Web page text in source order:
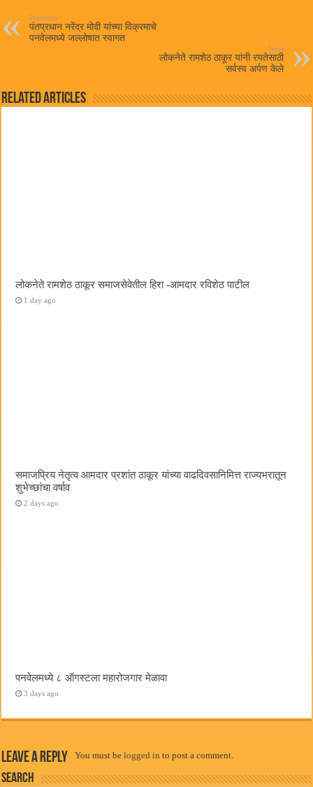
pp
Previous
पंतप्रधान नरेंद्र मोदी यांच्या विक्रमाचे
पनवेलमध्ये जल्लोषात स्वागत
Next
लोकनेते रामशेठ ठाकूर यांनी रयतेसाठी
सर्वस्व अर्पण केले
Related Articles
लोकनेते रामशेठ ठाकूर समाजसेवेतील हिरा -आमदार रविशेठ पाटील
1 day ago
समाजप्रिय नेतृत्व आमदार प्रशांत ठाकूर यांच्या वाढदिवसानिमित्त राज्यभरातून
शुभेच्छांचा वर्षाव
2 days ago
पनवेलमध्ये ८ ऑगस्टला महारोजगार मेळावा
3 days ago
Leave a Reply You must belogged in to post a comment.
Search